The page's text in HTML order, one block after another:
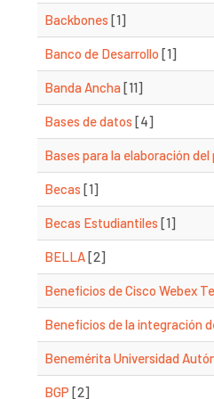
Backbones [1]
Banco de Desarrollo [1]
Banda Ancha[11]
Bases de datos [4]
Bases para la elaboración del
Becas [1]
Becas Estudiantiles [1]
BELLA[2]
Beneficios de Cisco Webex
Beneficios de la integración
Benemérita Universidad
BGP [2]